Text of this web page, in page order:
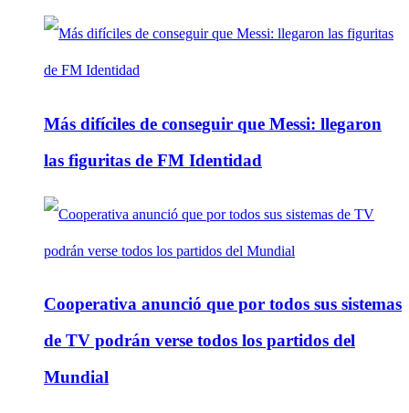
Más difíciles de conseguir que Messi: llegaron
las figuritas de FM Identidad
Cooperativa anunció que por todos sus sistemas
de TV podrán verse todos los partidos del
Mundial